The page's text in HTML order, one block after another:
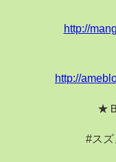
http://
http://
★
#スズ